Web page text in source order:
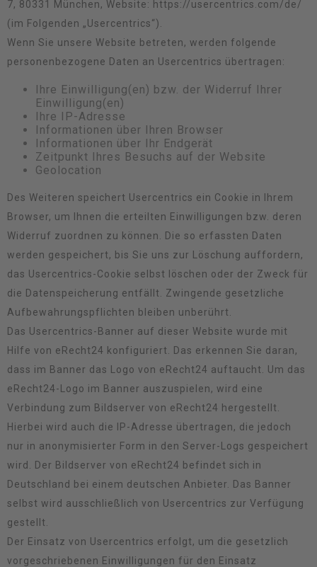
7, 80331 München, Website: https://usercentrics.com/de/
(im Folgenden „Usercentrics“).
Wenn Sie unsere Website betreten, werden folgende
personenbezogene Daten an Usercentrics übertragen:
Ihre Einwilligung(en) bzw. der Widerruf Ihrer
Einwilligung(en)
Ihre IP-Adresse
Informationen über Ihren Browser
Informationen über Ihr Endgerät
Zeitpunkt Ihres Besuchs auf der Website
Geolocation
Des Weiteren speichert Usercentrics ein Cookie in Ihrem
Browser, um Ihnen die erteilten Einwilligungen bzw. deren
Widerruf zuordnen zu können. Die so erfassten Daten
werden gespeichert, bis Sie uns zur Löschung auffordern,
das Usercentrics-Cookie selbst löschen oder der Zweck für
die Datenspeicherung entfällt. Zwingende gesetzliche
Aufbewahrungspflichten bleiben unberührt.
Das Usercentrics-Banner auf dieser Website wurde mit
Hilfe von eRecht24 konfiguriert. Das erkennen Sie daran,
dass im Banner das Logo von eRecht24 auftaucht. Um das
eRecht24-Logo im Banner auszuspielen, wird eine
Verbindung zum Bildserver von eRecht24 hergestellt.
Hierbei wird auch die IP-Adresse übertragen, die jedoch
nur in anonymisierter Form in den Server-Logs gespeichert
wird. Der Bildserver von eRecht24 befindet sich in
Deutschland bei einem deutschen Anbieter. Das Banner
selbst wird ausschließlich von Usercentrics zur Verfügung
gestellt.
Der Einsatz von Usercentrics erfolgt, um die gesetzlich
vorgeschriebenen Einwilligungen für den Einsatz